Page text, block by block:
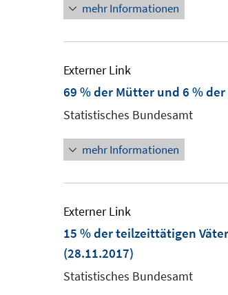
mehr Informationen
Externer Link
69 % der Mütter und 6 %
Statistisches Bundesamt
mehr Informationen
Externer Link
15 % der teilzeittätigen
(28.11.2017)
Statistisches Bundesamt